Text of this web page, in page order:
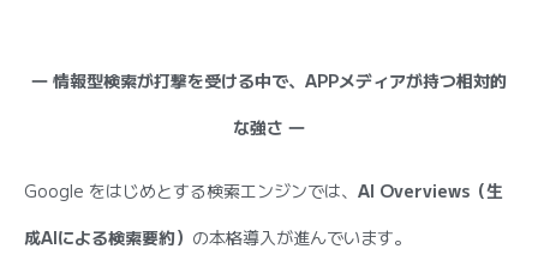
― 情報型検索が打撃を受ける中で、APPメディアが持つ相対的
な強さ ―
Google をはじめとする検索エンジンでは、 AI Overviews （生
成AIによる検索要約） の本格導入が進んでいます。